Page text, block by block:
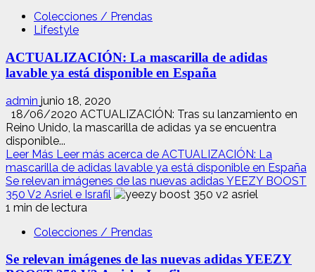
Colecciones / Prendas
Lifestyle
ACTUALIZACIÓN: La mascarilla de adidas
lavable ya está disponible en España
admin junio 18, 2020
18/06/2020 ACTUALIZACIÓN: Tras su lanzamiento en
Reino Unido, la mascarilla de adidas ya se encuentra
disponible...
Leer Más Leer más acerca de ACTUALIZACIÓN: La
mascarilla de adidas lavable ya está disponible en España
Se relevan imágenes de las nuevas adidas YEEZY BOOST
350 V2 Asriel e Israfil
1 min de lectura
Colecciones / Prendas
Se relevan imágenes de las nuevas adidas YEEZY